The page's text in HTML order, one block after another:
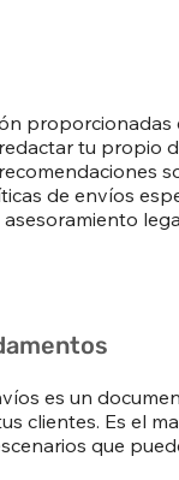
tu propio
de envíos
es un
clientes. Es el
que